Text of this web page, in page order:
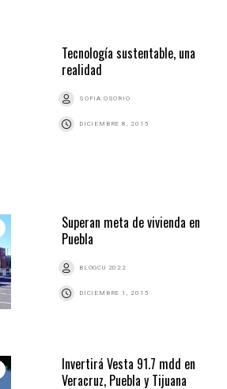
Tecnología sustentable, una
realidad
SOFIA OSORIO
DICIEMBRE 8, 2015
Superan meta de vivienda en
Puebla
BLOGCU 2022
DICIEMBRE 1, 2015
Invertirá Vesta 91.7 mdd en
Veracruz, Puebla y Tijuana